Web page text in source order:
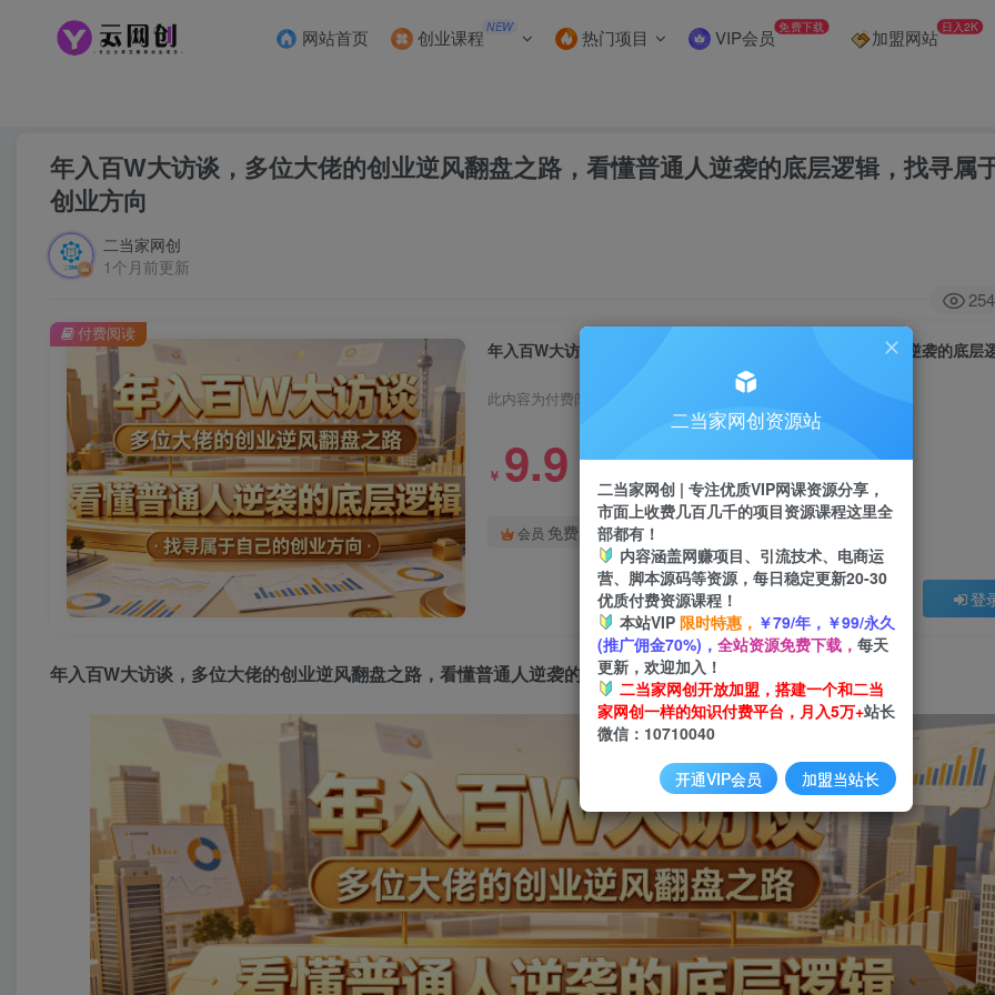
网站首页 创业课程 NEW 热门项目 VIP会员 免费下载 加盟网站 日入2K
年入百W大访谈，多位大佬的创业逆风翻盘之路，看懂普通人逆袭的底层逻辑，找寻属
创业方向
二当家网创
1个月前更新
254
此内容为付费阅读，请付费后查看
￥ 9.9
会员 免费
登
付费阅读
年入百W大访谈，多位大佬的创业逆风翻盘之路，看懂普通人逆袭的底层逻辑，找寻属于自己的创业方向
二当家网创资源站
二当家网创 | 专注优质VIP网课资源分享，
市面上收费几百几千的项目资源课程这里全
部都有！
内容涵盖网赚项目、引流技术、电商运
营、脚本源码等资源，每日稳定更新20-30
优质付费资源课程！
本站VIP 限时特惠， ￥79/年，￥99/永久
(推广佣金70%)， 全站资源免费下载， 每天
更新，欢迎加入！
二当家网创开放加盟，搭建一个和二当
家网创一样的知识付费平台，月入5万+站长
微信：10710040
开通VIP会员 加盟当站长